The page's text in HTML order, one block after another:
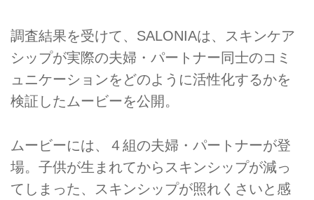
調査結果を受けて、SALONIAは、スキンケア
シップが実際の夫婦・パートナー同士のコミ
ュニケーションをどのように活性化するかを
検証したムービーを公開。
ムービーには、４組の夫婦・パートナーが登
場。子供が生まれてからスキンシップが減っ
てしまった、スキンシップが照れくさいと感